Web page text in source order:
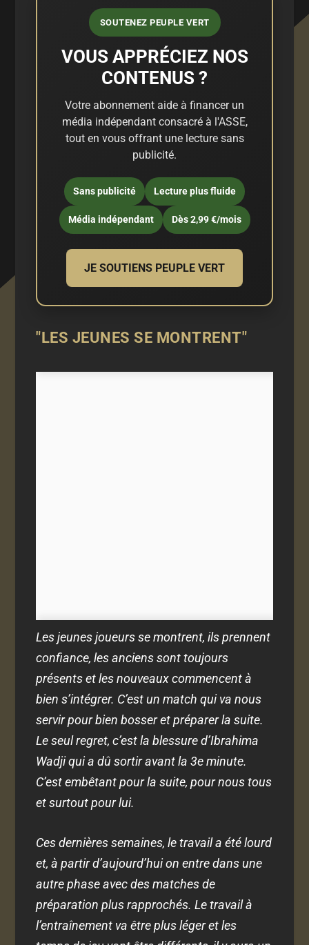
SOUTENEZ PEUPLE VERT
VOUS APPRÉCIEZ NOS
CONTENUS ?
Votre abonnement aide à financer un
média indépendant consacré à l'ASSE,
tout en vous offrant une lecture sans
publicité.
Sans publicité Lecture plus fluide
Média indépendant Dès 2,99 €/mois
JE SOUTIENS PEUPLE VERT
"LES JEUNES SE MONTRENT"
Les jeunes joueurs se montrent, ils prennent
confiance, les anciens sont toujours
présents et les nouveaux commencent à
bien s’intégrer. C’est un match qui va nous
servir pour bien bosser et préparer la suite.
Le seul regret, c’est la blessure d’Ibrahima
Wadji qui a dû sortir avant la 3e minute.
C’est embêtant pour la suite, pour nous tous
et surtout pour lui.
Ces dernières semaines, le travail a été lourd
et, à partir d’aujourd’hui on entre dans une
autre phase avec des matches de
préparation plus rapprochés. Le travail à
l’entraînement va être plus léger et les